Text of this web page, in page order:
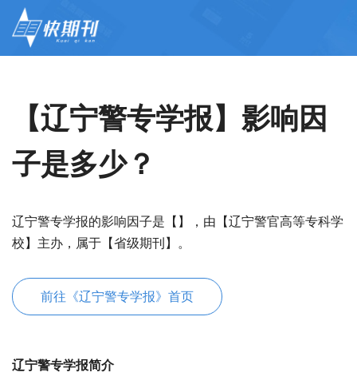
【辽宁警专学报】影响因
子是多少？
辽宁警专学报的影响因子是【】，由【辽宁警官高等专科学
校】主办，属于【省级期刊】。
前往《辽宁警专学报》首页
辽宁警专学报简介